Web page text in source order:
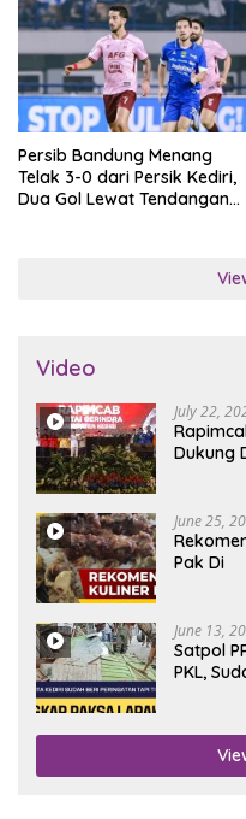
Persib Bandung Menang
Telak 3-0 dari Persik Kediri,
Dua Gol Lewat Tendangan
Video
July 22,
Dukung
June 25,
Pak Di
June 13,
Satpol
PKL,